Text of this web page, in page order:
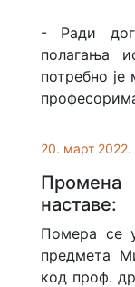
- Ради
полагања
потребно
20. март 2022.
наставе:
Помера се
предмета
код проф.